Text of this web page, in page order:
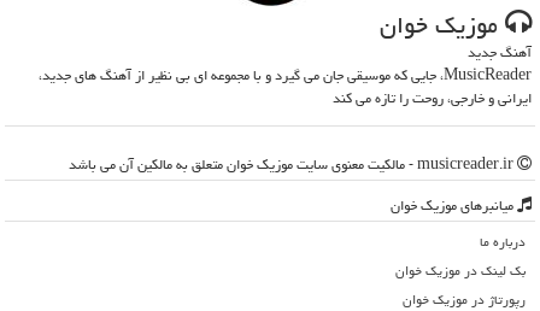
موزیك خوان
آهنگ جدید
MusicReader، جایی که موسیقی جان می گیرد و با مجموعه ای بی نظیر از آهنگ های جدید،
ایرانی و خارجی، روحت را تازه می کند
میانبرهای موزیك خوان
درباره ما
بک لینک در موزیك خوان
رپورتاژ در موزیك خوان